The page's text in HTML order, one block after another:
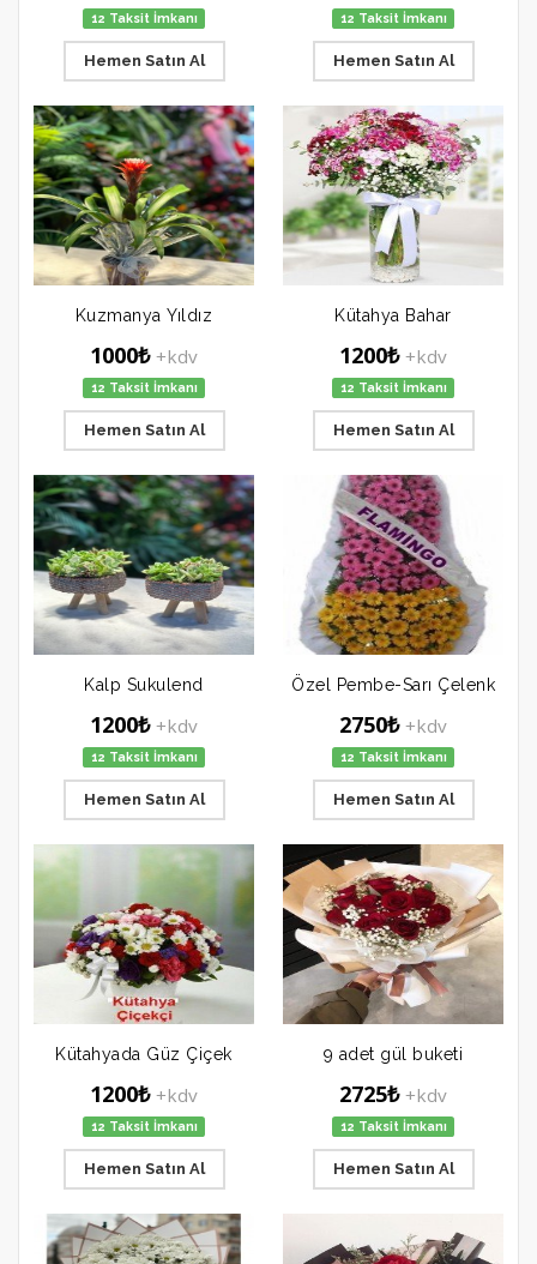
12 Taksit İmkanı
Hemen Satın Al
12 Taksit İmkanı
Hemen Satın Al
Kuzmanya Yıldız
1000₺ +kdv
12 Taksit İmkanı
Hemen Satın Al
Kütahya Bahar
1200₺ +kdv
12 Taksit İmkanı
Hemen Satın Al
Kalp Sukulend
1200₺ +kdv
12 Taksit İmkanı
Hemen Satın Al
Özel Pembe-Sarı Çelenk
2750₺ +kdv
12 Taksit İmkanı
Hemen Satın Al
Kütahyada Güz Çiçek
1200₺ +kdv
12 Taksit İmkanı
Hemen Satın Al
9 adet gül buketi
2725₺ +kdv
12 Taksit İmkanı
Hemen Satın Al